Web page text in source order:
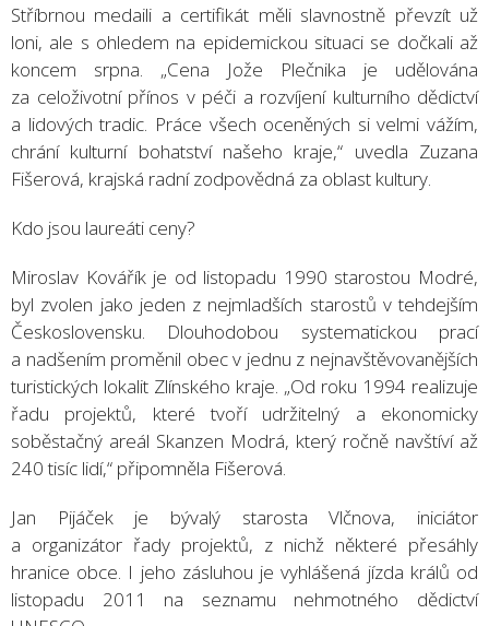
Stříbrnou medaili a certifikát měli slavnostně převzít už
loni, ale s ohledem na epidemickou situaci se dočkali až
koncem srpna. „Cena Jože Plečnika je udělována
za celoživotní přínos v péči a rozvíjení kulturního dědictví
a lidových tradic. Práce všech oceněných si velmi vážím,
chrání kulturní bohatství našeho kraje,“ uvedla Zuzana
Fišerová, krajská radní zodpovědná za oblast kultury.
Kdo jsou laureáti ceny?
Miroslav Kovářík je od listopadu 1990 starostou Modré,
byl zvolen jako jeden z nejmladších starostů v tehdejším
Československu. Dlouhodobou systematickou prací
a nadšením proměnil obec v jednu z nejnavštěvovanějších
turistických lokalit Zlínského kraje. „Od roku 1994 realizuje
řadu projektů, které tvoří udržitelný a ekonomicky
soběstačný areál Skanzen Modrá, který ročně navštíví až
240 tisíc lidí,“ připomněla Fišerová.
Jan Pijáček je bývalý starosta Vlčnova, iniciátor
a organizátor řady projektů, z nichž některé přesáhly
hranice obce. I jeho zásluhou je vyhlášená jízda králů od
listopadu 2011 na seznamu nehmotného dědictví